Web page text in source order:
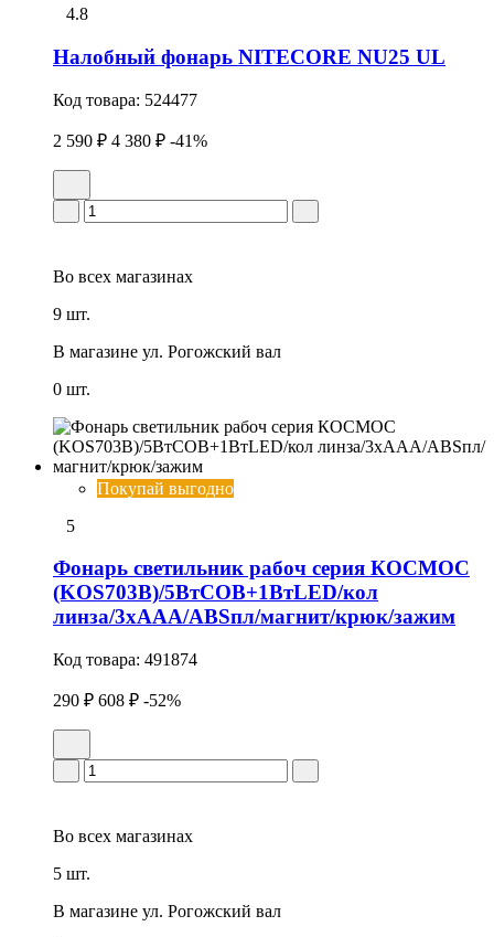
4.8
Налобный фонарь NITECORE NU25 UL
Код товара: 524477
2 590 ₽ 4 380 ₽ -41%
Во всех магазинах
9 шт.
В магазине ул. Рогожский вал
0 шт.
Покупай выгодно
5
Фонарь светильник рабоч серия КОСМОС
(KOS703B)/5ВтCOB+1ВтLED/кол
линза/3xAAА/ABSпл/магнит/крюк/зажим
Код товара: 491874
290 ₽ 608 ₽ -52%
Во всех магазинах
5 шт.
В магазине ул. Рогожский вал